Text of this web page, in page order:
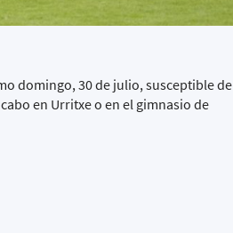
domingo, 30 de julio, susceptible de
en Urritxe o en el gimnasio de